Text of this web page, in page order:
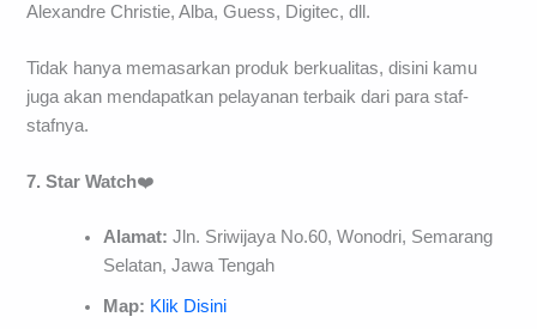
Alexandre Christie, Alba, Guess, Digitec, dll.
Tidak hanya memasarkan produk berkualitas, disini kamu
juga akan mendapatkan pelayanan terbaik dari para staf-
stafnya.
7. Star Watch❤️
Alamat: Jln. Sriwijaya No.60, Wonodri, Semarang
Selatan, Jawa Tengah
Map: Klik Disini